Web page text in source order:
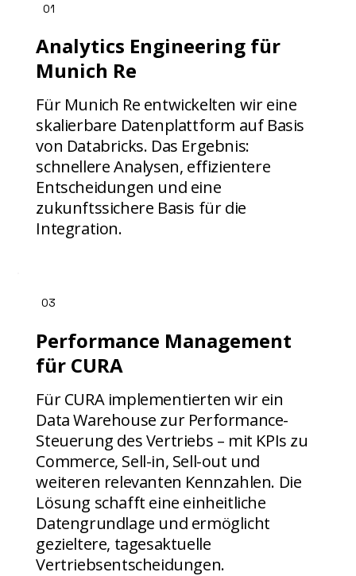
01
Analytics Engineering für
Munich Re
Für Munich Re entwickelten wir eine
skalierbare Datenplattform auf Basis
von Databricks. Das Ergebnis:
schnellere Analysen, effizientere
Entscheidungen und eine
zukunftssichere Basis für die
Integration.
03
Performance Management
für CURA
Für CURA implementierten wir ein
Data Warehouse zur Performance-
Steuerung des Vertriebs – mit KPIs zu
Commerce, Sell-in, Sell-out und
weiteren relevanten Kennzahlen. Die
Lösung schafft eine einheitliche
Datengrundlage und ermöglicht
gezieltere, tagesaktuelle
Vertriebsentscheidungen.